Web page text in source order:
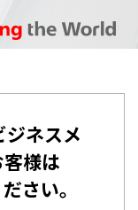
ジネスメ
様は
さい。